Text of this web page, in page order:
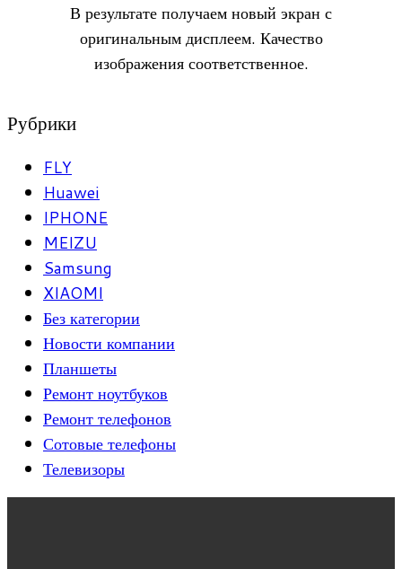
В результате получаем новый экран с
оригинальным дисплеем. Качество
изображения соответственное.
Рубрики
FLY
Huawei
IPHONE
MEIZU
Samsung
XIAOMI
Без категории
Новости компании
Планшеты
Ремонт ноутбуков
Ремонт телефонов
Сотовые телефоны
Телевизоры